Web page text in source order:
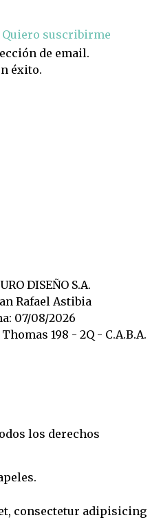
Quiero suscribirme
de email.
éxito.
DISEÑO S.A.
Rafael Astibia
07/08/2026
198 - 2Q - C.A.B.A.
los derechos
consectetur adipisicing